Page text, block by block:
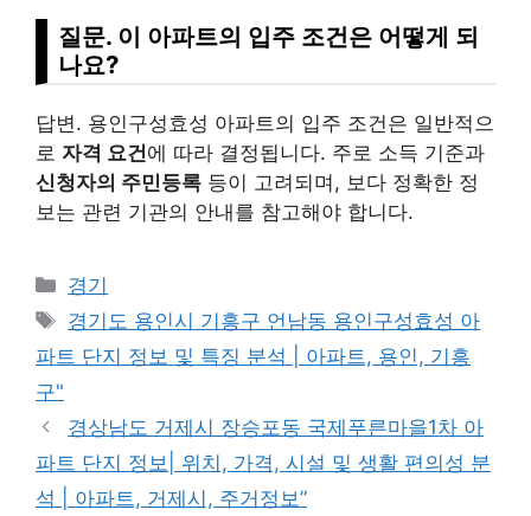
질문. 이 아파트의 입주 조건은 어떻게 되
나요?
답변. 용인구성효성 아파트의 입주 조건은 일반적으
로 자격 요건에 따라 결정됩니다. 주로 소득 기준과
신청자의 주민등록 등이 고려되며, 보다 정확한 정
보는 관련 기관의 안내를 참고해야 합니다.
Categories
경기
Tags
경기도 용인시 기흥구 언남동 용인구성효성 아
파트 단지 정보 및 특징 분석 | 아파트, 용인, 기흥
구"
경상남도 거제시 장승포동 국제푸른마을1차 아
파트 단지 정보| 위치, 가격, 시설 및 생활 편의성 분
석 | 아파트, 거제시, 주거정보”